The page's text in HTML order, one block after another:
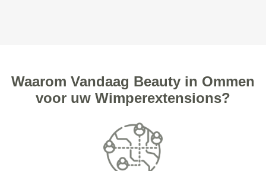
Waarom Vandaag Beauty in Ommen
voor uw Wimperextensions?